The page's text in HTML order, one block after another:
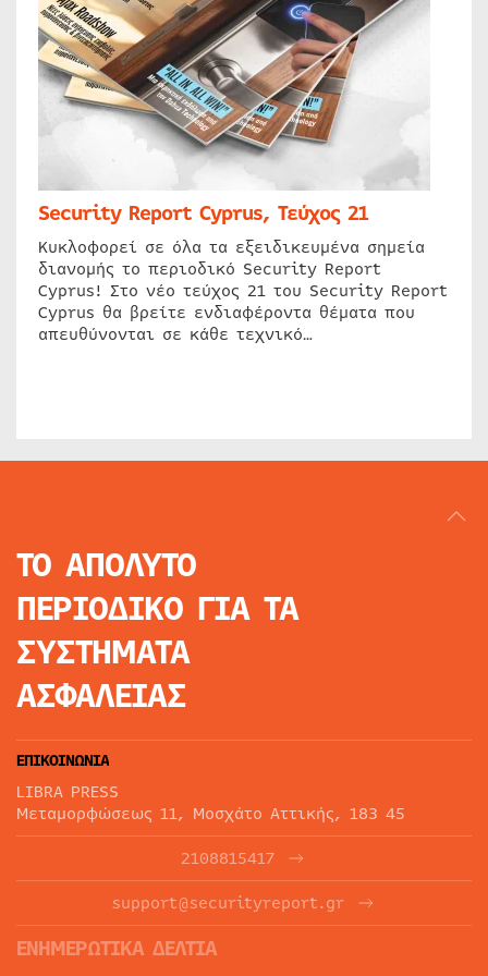
Security Report Cyprus, Τεύχος 21
Κυκλοφορεί σε όλα τα εξειδικευμένα σημεία
διανομής το περιοδικό Security Report
Cyprus! Στο νέο τεύχος 21 του Security Report
Cyprus θα βρείτε ενδιαφέροντα θέματα που
απευθύνονται σε κάθε τεχνικό…
ΤΟ ΑΠΟΛΥΤΟ
ΠΕΡΙΟΔΙΚΟ ΓΙΑ ΤΑ
ΣΥΣΤΗΜΑΤΑ
ΑΣΦΑΛΕΙΑΣ
ΕΠΙΚΟΙΝΩΝΙΑ
LIBRA PRESS
Μεταμορφώσεως 11, Μοσχάτο Αττικής, 183 45
2108815417
support@securityreport.gr
ΕΝΗΜΕΡΩΤΙΚΑ ΔΕΛΤΙΑ